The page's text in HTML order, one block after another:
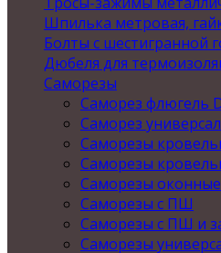
Шпилька метровая,
Болты с шестигранной
Дюбеля для
Саморезы
Саморез флюгель
Саморез
Саморезы
Саморезы
Саморезы
Саморезы с ПШ
Саморезы с ПШ и
Саморезы